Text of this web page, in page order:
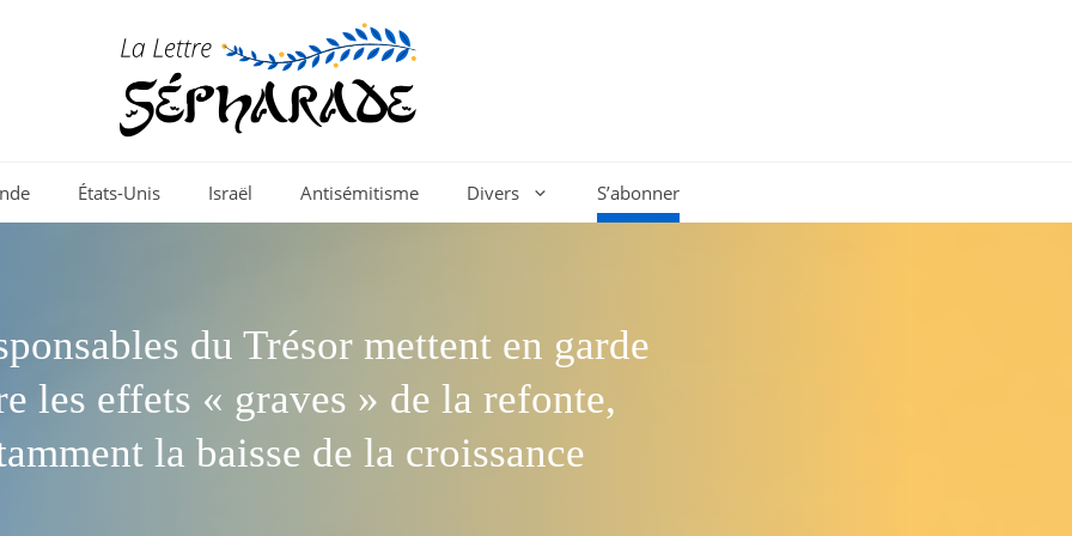
États-Unis Israël Antisémitisme Divers S’abonner
du Trésor mettent en garde
les effets « graves » de la refonte,
la baisse de la croissance